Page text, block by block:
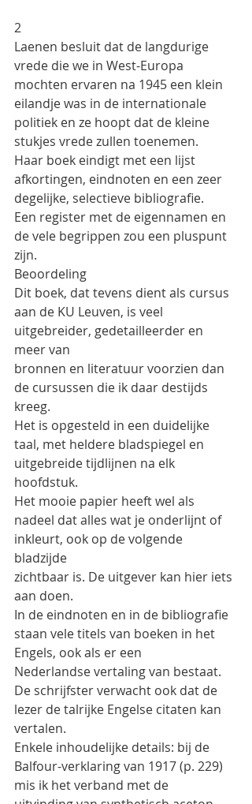
2
Laenen besluit dat de langdurige
vrede die we in West-Europa
mochten ervaren na 1945 een klein
eilandje was in de internationale
politiek en ze hoopt dat de kleine
stukjes vrede zullen toenemen.
Haar boek eindigt met een lijst
afkortingen, eindnoten en een zeer
degelijke, selectieve bibliografie.
Een register met de eigennamen en
de vele begrippen zou een pluspunt
zijn.
Beoordeling
Dit boek, dat tevens dient als cursus
aan de KU Leuven, is veel
uitgebreider, gedetailleerder en
meer van
bronnen en literatuur voorzien dan
de cursussen die ik daar destijds
kreeg.
Het is opgesteld in een duidelijke
taal, met heldere bladspiegel en
uitgebreide tijdlijnen na elk
hoofdstuk.
Het mooie papier heeft wel als
nadeel dat alles wat je onderlijnt of
inkleurt, ook op de volgende
bladzijde
zichtbaar is. De uitgever kan hier iets
aan doen.
In de eindnoten en in de bibliografie
staan vele titels van boeken in het
Engels, ook als er een
Nederlandse vertaling van bestaat.
De schrijfster verwacht ook dat de
lezer de talrijke Engelse citaten kan
vertalen.
Enkele inhoudelijke details: bij de
Balfour-verklaring van 1917 (p. 229)
mis ik het verband met de